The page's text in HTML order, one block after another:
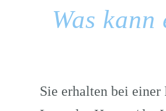
Was
Sie erhalten bei einer